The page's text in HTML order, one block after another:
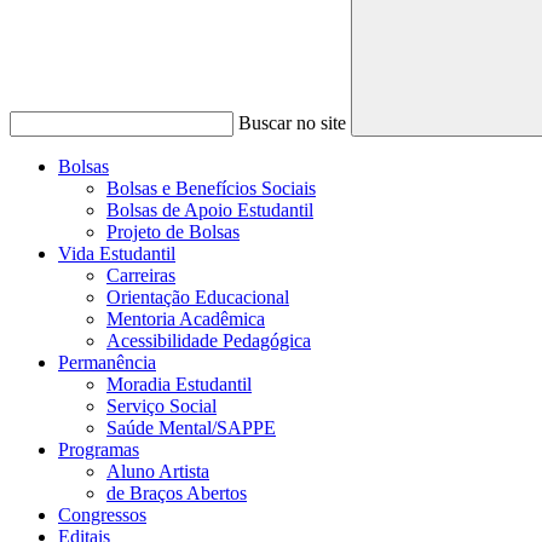
Buscar no site
Bolsas
Bolsas e Benefícios Sociais
Bolsas de Apoio Estudantil
Projeto de Bolsas
Vida Estudantil
Carreiras
Orientação Educacional
Mentoria Acadêmica
Acessibilidade Pedagógica
Permanência
Moradia Estudantil
Serviço Social
Saúde Mental/SAPPE
Programas
Aluno Artista
de Braços Abertos
Congressos
Editais